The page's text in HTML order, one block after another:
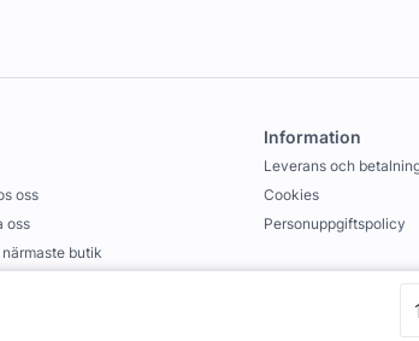
oss
oss
butik
Information
Leverans och
Cookies
Personuppgiftspolicy